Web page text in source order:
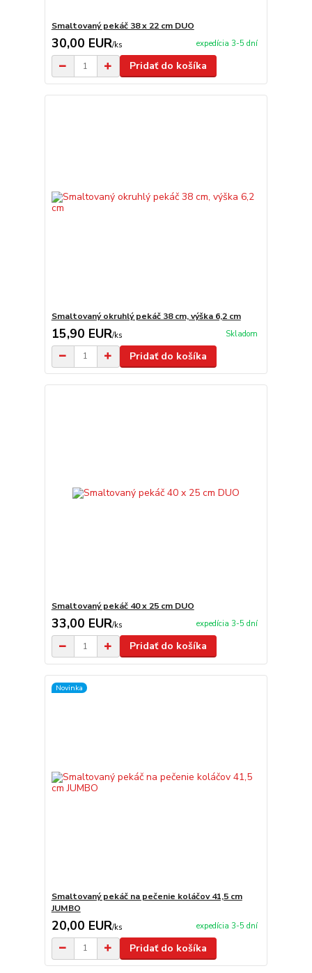
Smaltovaný pekáč 38 x 22 cm DUO
30,00 EUR/ks expedícia 3-5 dní
Pridať do košíka
Smaltovaný okruhlý pekáč 38 cm, výška 6,2 cm
15,90 EUR/ks Skladom
Pridať do košíka
Smaltovaný pekáč 40 x 25 cm DUO
33,00 EUR/ks expedícia 3-5 dní
Pridať do košíka
Novinka
Smaltovaný pekáč na pečenie koláčov 41,5 cm
JUMBO
20,00 EUR/ks expedícia 3-5 dní
Pridať do košíka